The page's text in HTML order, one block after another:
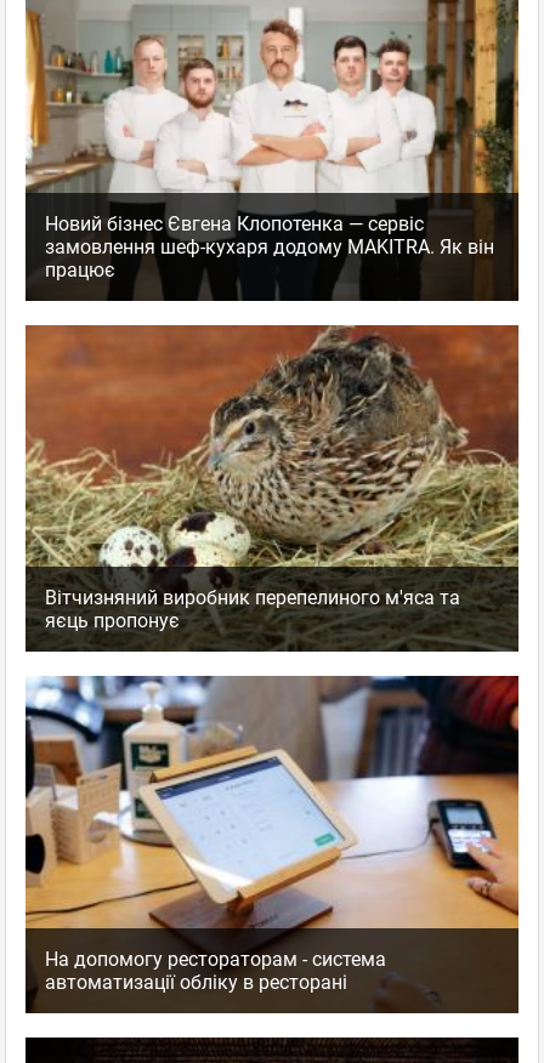
Новий бізнес Євгена Клопотенка — сервіс
замовлення шеф-кухаря додому MAKITRA. Як він
працює
Вітчизняний виробник перепелиного м'яса та
яєць пропонує
На допомогу рестораторам - система
автоматизації обліку в ресторані